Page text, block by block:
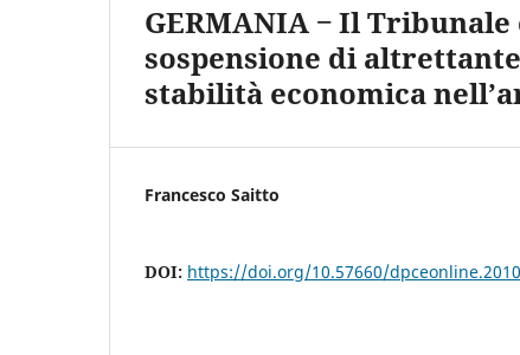
GERMANIA ‒ Il
sospensione di
stabilità economica
Francesco Saitto
DOI: https://doi.org/10.57660/